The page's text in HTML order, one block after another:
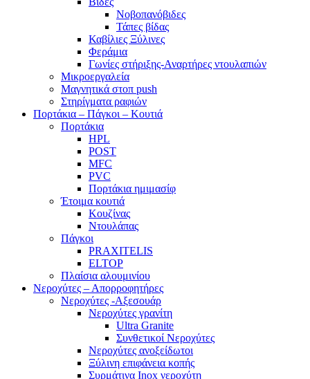
Νοβοπανόβιδες
Τάπες βίδας
Καβίλιες Ξύλινες
Φεράμια
Γωνίες στήριξης-Αναρτήρες ντουλαπιών
Μικροεργαλεία
Μαγνητικά στοπ push
Στηρίγματα ραφιών
Πορτάκια – Πάγκοι – Κουτιά
Πορτάκια
HPL
POST
MFC
PVC
Πορτάκια ημιμασίφ
Έτοιμα κουτιά
Κουζίνας
Ντουλάπας
Πάγκοι
PRAXITELIS
ELTOP
Πλαίσια αλουμινίου
Νεροχύτες – Απορροφητήρες
Νεροχύτες -Αξεσουάρ
Νεροχύτες γρανίτη
Ultra Granite
Συνθετικοί Νεροχύτες
Νεροχύτες ανοξείδωτοι
Ξύλινη επιφάνεια κοπής
Συρμάτινα Inox νεροχύτη